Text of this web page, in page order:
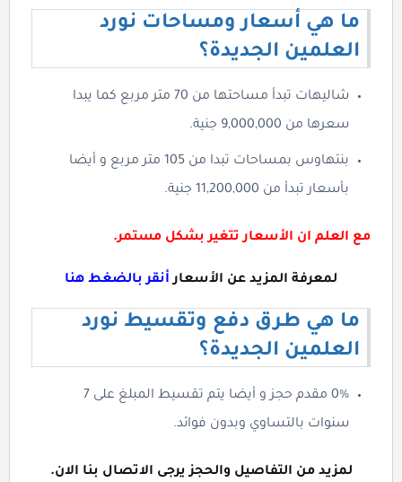
ما هي أسعار ومساحات نورد
العلمين الجديدة؟
شاليهات تبدأ مساحتها من 70 متر مربع كما يبدا
سعرها من 9,000,000 جنية.
بنتهاوس بمساحات تبدا من 105 متر مربع و أيضا
بأسعار تبدأ من 11,200,000 جنية.
مع العلم ان الأسعار تتغير بشكل مستمر.
لمعرفة المزيد عن الأسعارأنقر بالضغط هنا
ما هي طرق دفع وتقسيط نورد
العلمين الجديدة؟
0% مقدم حجز و أيضا يتم تقسيط المبلغ على 7
سنوات بالتساوي وبدون فوائد.
لمزيد من التفاصيل والحجز يرجى الاتصال بنا الان.